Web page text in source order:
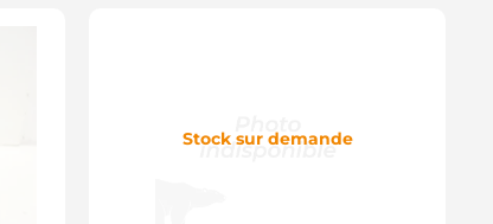
Stock sur demande